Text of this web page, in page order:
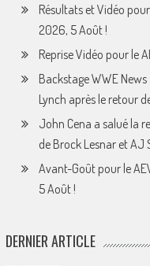
Résultats et Vidéo
2026, 5 Août !
Reprise Vidéo pour le
Backstage WWE
Lynch après le retour
John Cena a salué la
de Brock Lesnar et AJ
Avant-Goût pour le
5 Août !
DERNIER ARTICLE